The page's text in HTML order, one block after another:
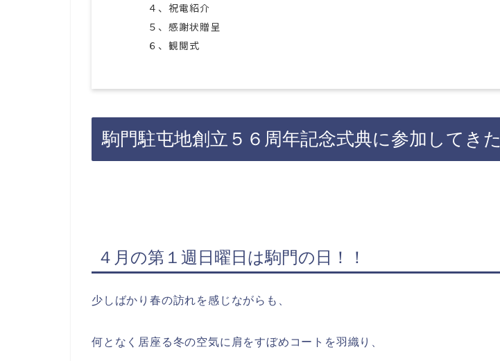
４、祝電紹介
５、感謝状贈呈
６、観閲式
駒門駐屯地創立５６周年記念式典に参加してきた
４月の第１週日曜日は駒門の日！！
少しばかり春の訪れを感じながらも、
何となく居座る冬の空気に肩をすぼめコートを羽織り、